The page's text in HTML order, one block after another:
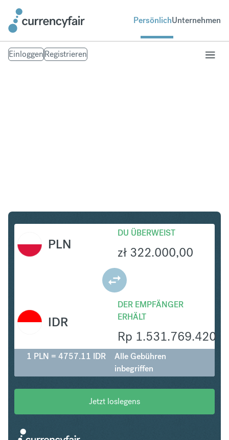
PersönlichUnternehmen
EinloggenRegistrieren
PLN
DU ÜBERWEIST
zł 322.000,00
DER EMPFÄNGER
ERHÄLT
Rp 1.531.769.420
IDR
1 PLN = 4757.11 IDR
Alle Gebühren
inbegriffen
Jetzt loslegens